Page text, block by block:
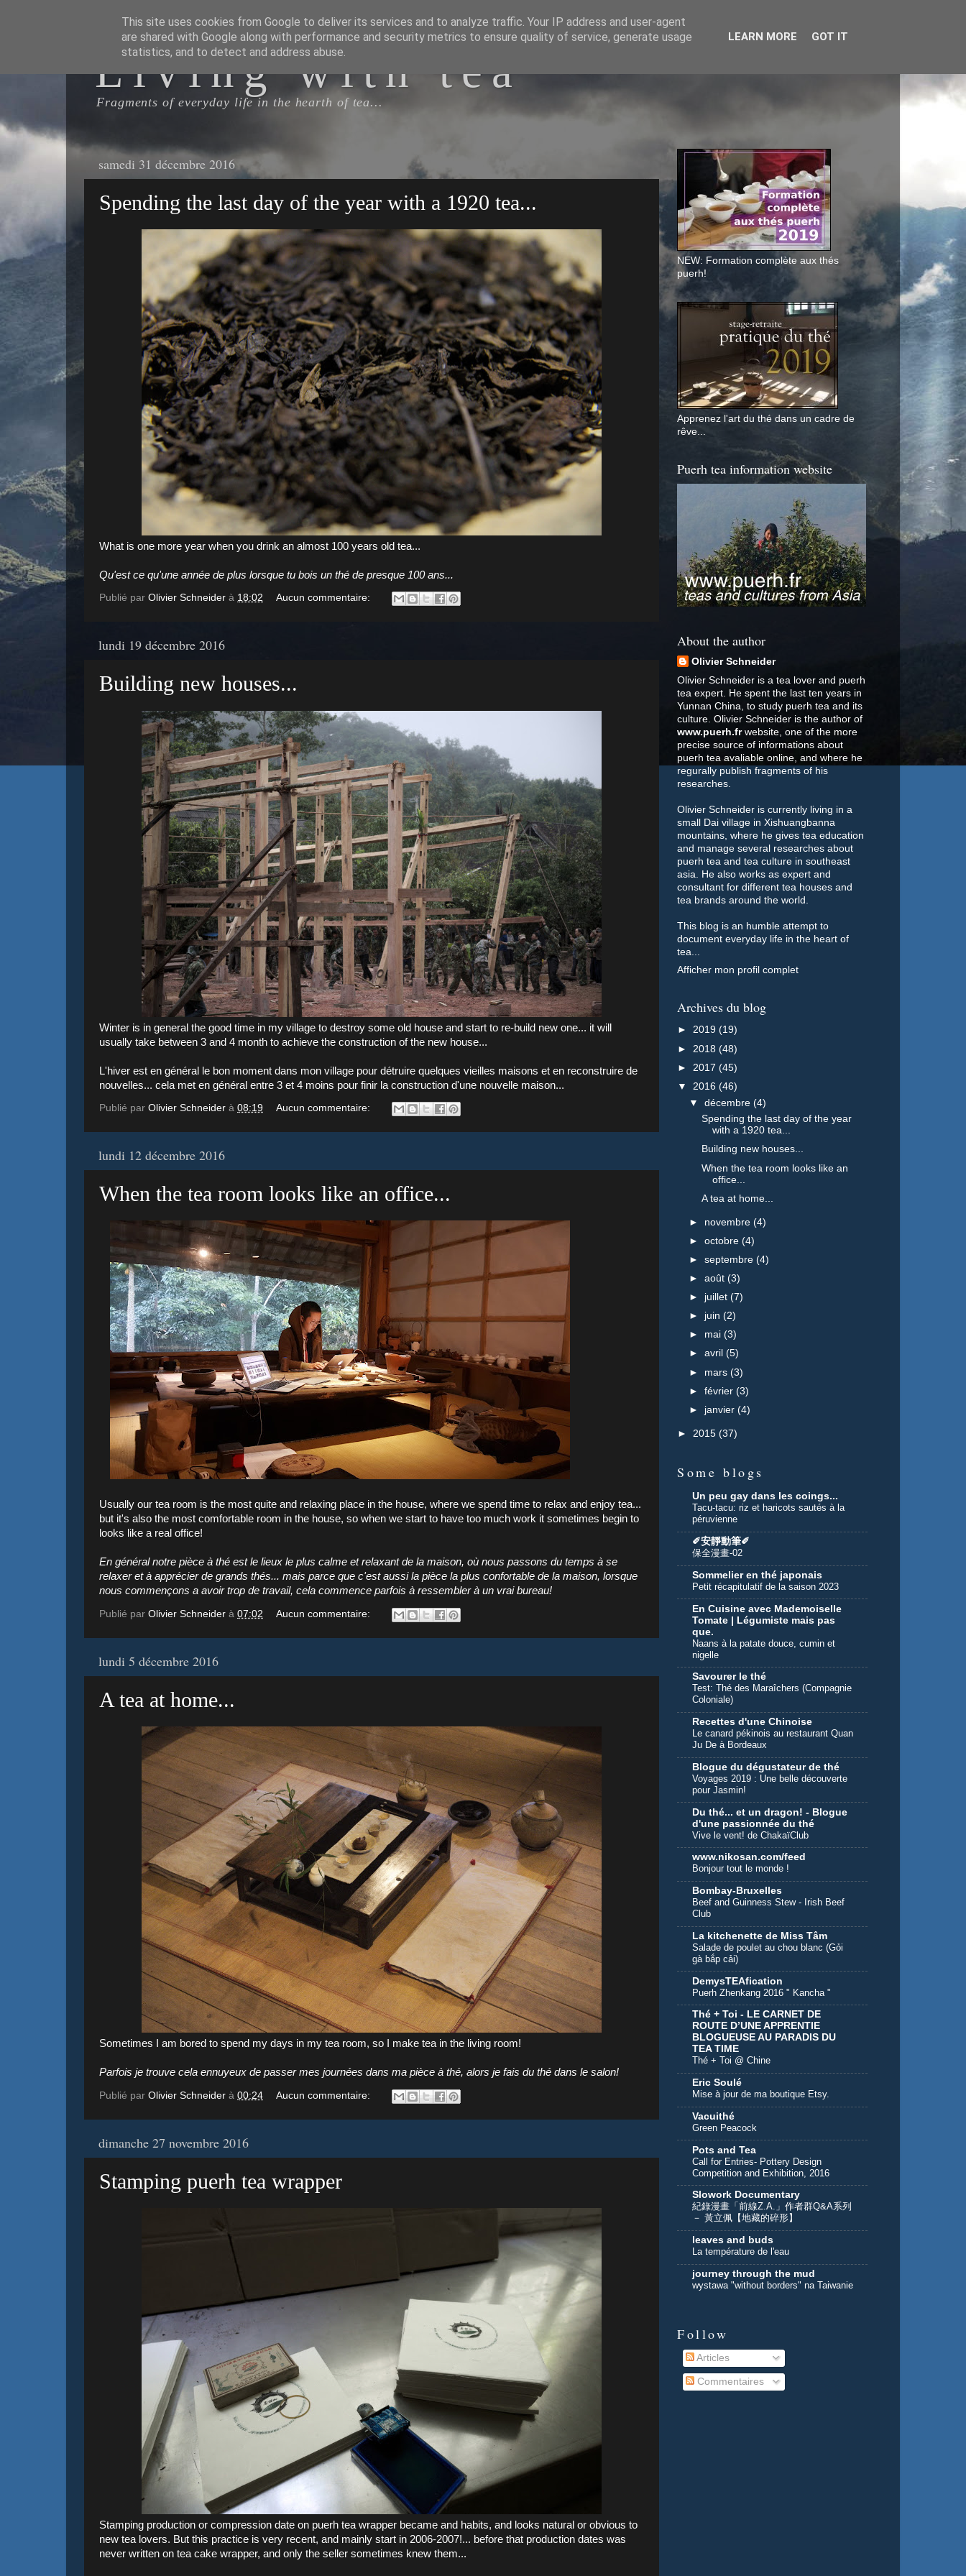
Living with tea
Fragments of everyday life in the hearth of tea...
samedi 31 décembre 2016
Spending the last day of the year with a 1920 tea...
What is one more year when you drink an almost 100 years old tea...
Qu'est ce qu'une année de plus lorsque tu bois un thé de presque 100 ans...
Publié par Olivier Schneider à 18:02 Aucun commentaire:
lundi 19 décembre 2016
Building new houses...
Winter is in general the good time in my village to destroy some old house and start to re-build new one... it will
usually take between 3 and 4 month to achieve the construction of the new house...
L'hiver est en général le bon moment dans mon village pour détruire quelques vieilles maisons et en reconstruire de
nouvelles... cela met en général entre 3 et 4 moins pour finir la construction d'une nouvelle maison...
Publié par Olivier Schneider à 08:19 Aucun commentaire:
lundi 12 décembre 2016
When the tea room looks like an office...
Usually our tea room is the most quite and relaxing place in the house, where we spend time to relax and enjoy tea...
but it's also the most comfortable room in the house, so when we start to have too much work it sometimes begin to
looks like a real office!
En général notre pièce à thé est le lieux le plus calme et relaxant de la maison, où nous passons du temps à se
relaxer et à apprécier de grands thés... mais parce que c'est aussi la pièce la plus confortable de la maison, lorsque
nous commençons a avoir trop de travail, cela commence parfois à ressembler à un vrai bureau!
Publié par Olivier Schneider à 07:02 Aucun commentaire:
lundi 5 décembre 2016
A tea at home...
Sometimes I am bored to spend my days in my tea room, so I make tea in the living room!
Parfois je trouve cela ennuyeux de passer mes journées dans ma pièce à thé, alors je fais du thé dans le salon!
Publié par Olivier Schneider à 00:24 Aucun commentaire:
dimanche 27 novembre 2016
Stamping puerh tea wrapper
Stamping production or compression date on puerh tea wrapper became and habits, and looks natural or obvious to
new tea lovers. But this practice is very recent, and mainly start in 2006-2007!... before that production dates was
never written on tea cake wrapper, and only the seller sometimes knew them...
NEW: Formation complète aux thés
puerh!
Apprenez l'art du thé dans un cadre de
rêve...
Puerh tea information website
About the author
Olivier Schneider
Olivier Schneider is a tea lover and puerh
tea expert. He spent the last ten years in
Yunnan China, to study puerh tea and its
culture. Olivier Schneider is the author of
www.puerh.frwebsite, one of the more
precise source of informations about
puerh tea avaliable online, and where he
regurally publish fragments of his
researches.
Olivier Schneider is currently living in a
small Dai village in Xishuangbanna
mountains, where he gives tea education
and manage several researches about
puerh tea and tea culture in southeast
asia. He also works as expert and
consultant for different tea houses and
tea brands around the world.
This blog is an humble attempt to
document everyday life in the heart of
tea...
Afficher mon profil complet
Archives du blog
► 2019 (19)
► 2018 (48)
► 2017 (45)
▼ 2016 (46)
▼décembre(4)
Spending the last day of the year
with a 1920 tea...
Building new houses...
When the tea room looks like an
office...
A tea at home...
► novembre(4)
►octobre(4)
►septembre(4)
►août(3)
► juillet(7)
► juin(2)
► mai(3)
►avril(5)
► mars(3)
►février(3)
► janvier(4)
► 2015 (37)
Some blogs
Un peu gay dans les coings...
Tacu-tacu: riz et haricots sautés à la
péruvienne
✐安靜動筆✐
保全漫畫-02
Sommelier en thé japonais
Petit récapitulatif de la saison 2023
En Cuisine avec Mademoiselle
Tomate | Légumiste mais pas
que.
Naans à la patate douce, cumin et
nigelle
Savourer le thé
Test: Thé des Maraîchers (Compagnie
Coloniale)
Recettes d'une Chinoise
Le canard pékinois au restaurant Quan
Ju De à Bordeaux
Blogue du dégustateur de thé
Voyages 2019 : Une belle découverte
pour Jasmin!
Du thé... et un dragon! - Blogue
d'une passionnée du thé
Vive le vent! de ChakaïClub
www.nikosan.com/feed
Bonjour tout le monde !
Bombay-Bruxelles
Beef and Guinness Stew - Irish Beef
Club
La kitchenette de Miss Tâm
Salade de poulet au chou blanc (Gỏi
gà bắp cải)
DemysTEAfication
Puerh Zhenkang 2016 " Kancha "
Thé + Toi - LE CARNET DE
ROUTE D’UNE APPRENTIE
BLOGUEUSE AU PARADIS DU
TEA TIME
Thé + Toi @ Chine
Eric Soulé
Mise à jour de ma boutique Etsy.
Vacuithé
Green Peacock
Pots and Tea
Call for Entries- Pottery Design
Competition and Exhibition, 2016
Slowork Documentary
紀錄漫畫「前線Z.A.」作者群Q&A系列
－ 黃立佩【地藏的碎形】
leaves and buds
La température de l'eau
journey through the mud
wystawa "without borders" na Taiwanie
Follow
Articles
Commentaires
This site uses cookies from Google to deliver its services and to analyze traffic. Your IP address and user-agent
are shared with Google along with performance and security metrics to ensure quality of service, generate usage
statistics, and to detect and address abuse.
LEARN MORE GOT IT